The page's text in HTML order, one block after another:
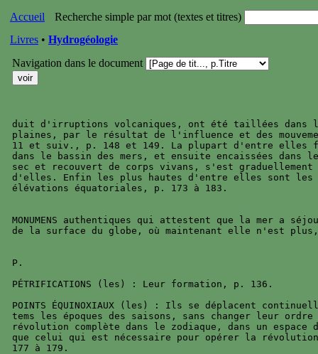
Accueil
Recherche simple par mot (textes et titres)
Livres • Hydrogéologie
Navigation dans le document
duit d'irruptions volcaniques, ont été taillées dans
plaines, par le résultat de l'influence et des
11 et suiv., p. 148 et 149. La plupart d'entre elles
dans le bassin des mers, et ensuite encaissées
sec et recouvert de corps vivans, s'est
d'elles. Enfin les plus hautes d'entre elles sont les
élévations équatoriales, p. 173 à 183.
MONUMENS authentiques qui attestent que la mer a
de la surface du globe, où maintenant elle n'est
P.
PÉTRIFICATIONS (les) : Leur formation, p. 136.
POINTS ÉQUINOXIAUX (les) : Ils se déplacent
tems les époques des saisons, sans changer leur
révolution complète dans le zodiaque, dans un espace
que celui qui est nécessaire pour opérer la
177 à 179.